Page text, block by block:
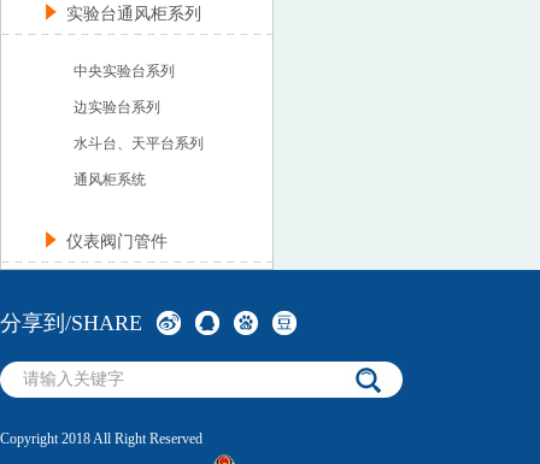
实验台通风柜系列
中央实验台系列
边实验台系列
水斗台、天平台系列
通风柜系统
仪表阀门管件
分享到/SHARE
Copyright 2018 All Right Reserved